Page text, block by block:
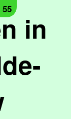
in